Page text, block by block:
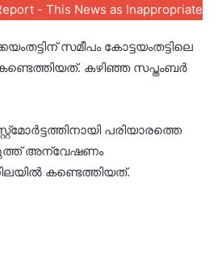
- This News as Inappropriate
സമീപം കോട്ടയംതട്ടിലെ
കണ്ടെത്തിയത്. കഴിഞ്ഞ സപ്തംബര്‍
പരിയാരത്തെ
അന്വേഷണം
കണ്ടെത്തിയത്.